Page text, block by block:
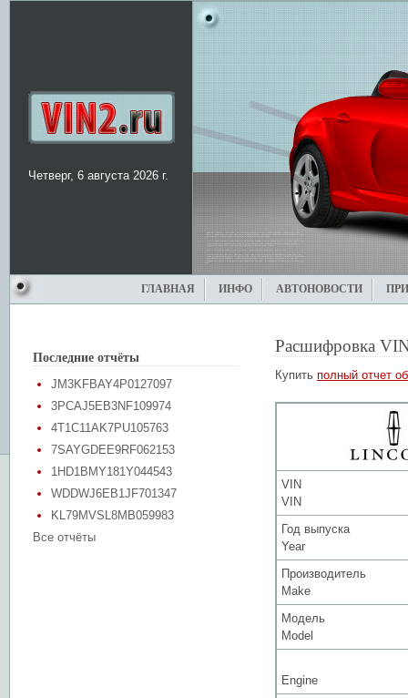
Четверг, 6 августа 2026 г.
ГЛАВНАЯ ИНФО АВТОНОВОСТИ
Последние отчёты
JM3KFBAY4P0127097
3PCAJ5EB3NF109974
4T1C11AK7PU105763
7SAYGDEE9RF062153
1HD1BMY181Y044543
WDDWJ6EB1JF701347
KL79MVSL8MB059983
Все отчёты
Расшифровка
Купить полный отчет
VIN
VIN
Год выпуска
Year
Производитель
Make
Модель
Model
Engine